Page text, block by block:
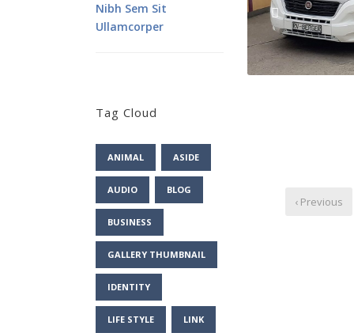
‹ Previous
Nibh Sem Sit
Ullamcorper
Tag Cloud
ANIMAL ASIDE
AUDIO BLOG
BUSINESS
GALLERY THUMBNAIL
IDENTITY
LIFE STYLE LINK